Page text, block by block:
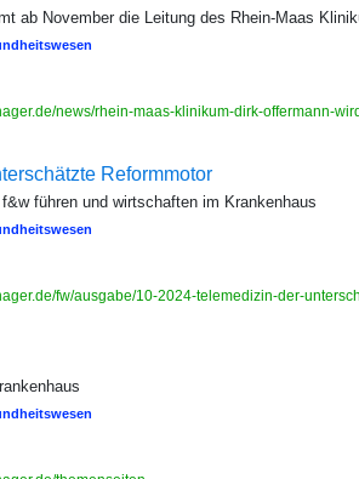
ab November die Leitung des Rhein-Maas
news/rhein-maas-klinikum-dirk-offermann-
Reformmotor
führen und wirtschaften im Krankenhaus
fw/ausgabe/10-2024-telemedizin-der-